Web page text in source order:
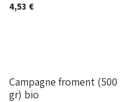
4,53 €
Campagne froment (500
gr) bio